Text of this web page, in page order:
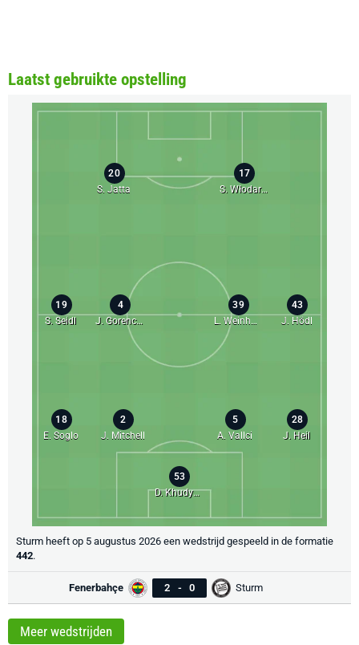
Laatst gebruikte opstelling
53
D. Khudyakov
28
J. Heil
18
E. Soglo
39
L. Weinhandl
5
A. Vallci
2
J. Mitchell
43
J. Hödl
4
J. Gorenc Stankovič
20
S. Jatta
17
S. Włodarczyk
19
S. Seidl
Sturm heeft op 5 augustus 2026 een wedstrijd gespeeld in de formatie
442.
Fenerbahçe 2 - 0 Sturm
Meer wedstrijden